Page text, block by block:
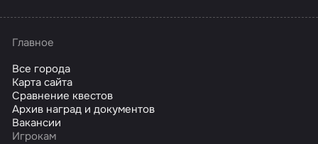
Главное
Все города
Карта сайта
Сравнение квестов
Архив наград и документов
Вакансии
Игрокам